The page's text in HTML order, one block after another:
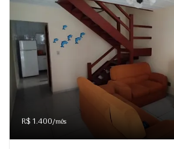
R$ 1.400/mês